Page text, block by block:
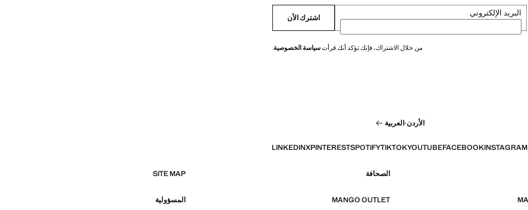
البريد الإلكتروني اشترك الأن
من خلال الاشتراك، فإنك تؤكد أنك قرأتسياسة الخصوصية.
الأردن·العربية
INSTAGRAM
FACEBOOK
YOUTUBE
TIKTOK
SPOTIFY
PINTEREST
X
LINKEDIN
الصحافة SITE MAP
MANGO OUTLET المسؤولية